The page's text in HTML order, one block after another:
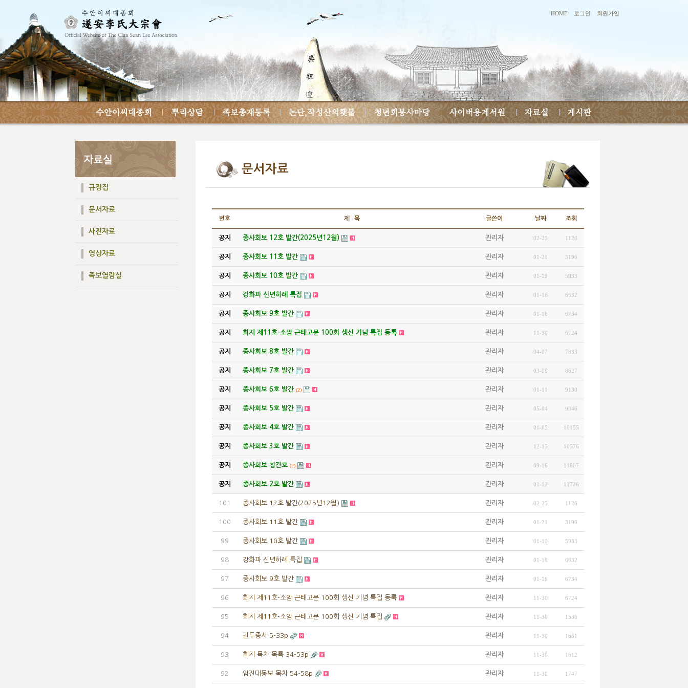
HOME 로그인 회원가입
규정집
문서자료
사진자료
영상자료
족보열람실
문서자료
번호 제 목 글쓴이 날짜 조회
공지 종사회보 12호 발간(2025년12월) 관리자 02-25 1126
공지 종사회보 11호 발간 관리자 01-21 3196
공지 종사회보 10호 발간 관리자 01-19 5933
공지 강화파 신년하례 특집 관리자 01-16 6632
공지 종사회보 9호 발간 관리자 01-16 6734
공지 회지 제11호-소암 근태고문 100회 생신 기념 특집 등록 관리자 11-30 6724
공지 종사회보 8호 발간 관리자 04-07 7833
공지 종사회보 7호 발간 관리자 03-09 8627
공지 종사회보 6호 발간 (2) 관리자 01-11 9130
공지 종사회보 5호 발간 관리자 05-04 9346
공지 종사회보 4호 발간 관리자 01-05 10155
공지 종사회보 3호 발간 관리자 12-15 10576
공지 종사회보 창간호 (2) 관리자 09-16 11807
공지 종사회보 2호 발간 관리자 01-12 11726
101 종사회보 12호 발간(2025년12월) 관리자 02-25 1126
100 종사회보 11호 발간 관리자 01-21 3196
99 종사회보 10호 발간 관리자 01-19 5933
98 강화파 신년하례 특집 관리자 01-16 6632
97 종사회보 9호 발간 관리자 01-16 6734
96 회지 제11호-소암 근태고문 100회 생신 기념 특집 등록 관리자 11-30 6724
95 회지 제11호-소암 근태고문 100회 생신 기념 특집 관리자 11-30 1536
94 권두종사 5-33p 관리자 11-30 1651
93 회지 목차 목록 34-53p 관리자 11-30 1612
92 임진대동보 목차 54-58p 관리자 11-30 1747